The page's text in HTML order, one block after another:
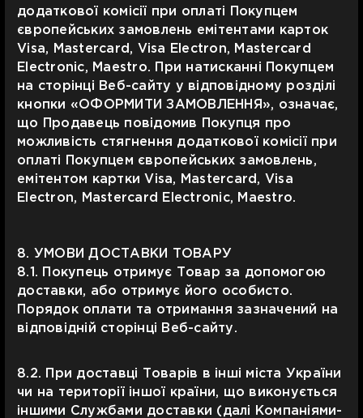
додаткової комісії при оплаті Покупцем
європейських замовлень емітентами карток
Visa, Mastercard, Visa Electron, Mastercard
Electronic, Maestro. При натисканні Покупцем
на сторінці Веб-сайту у відповідному розділі
кнопки «ОФОРМИТИ ЗАМОВЛЕННЯ», означає,
що Продавець повідомив Покупця про
можливість стягнення додаткової комісії при
оплаті Покупцем європейських замовлень,
емітентом картки Visa, Mastercard, Visa
Electron, Mastercard Electronic, Maestro.
8. УМОВИ ДОСТАВКИ ТОВАРУ
8.1. Покупець отримує Товар за допомогою
доставки, або отримує його особисто.
Порядок оплати та отримання зазначений на
відповідній сторінці Веб-сайту.
8.2. При доставці Товарів в інші міста України
чи на території іншої країни, що виконується
іншими Службами доставки (далі Компаніями-